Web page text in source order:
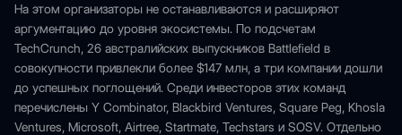
На этом организаторы не останавливаются и расширяют
аргументацию до уровня экосистемы. По подсчетам
TechCrunch, 26 австралийских выпускников Battlefield в
совокупности привлекли более $147 млн, а три компании дошли
до успешных поглощений. Среди инвесторов этих команд
перечислены Y Combinator, Blackbird Ventures, Square Peg, Khosla
Ventures, Microsoft, Airtree, Startmate, Techstars и SOSV. Отдельно